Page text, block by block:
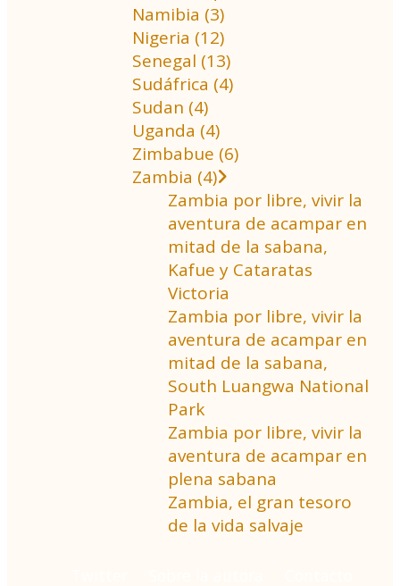
Namibia (3)
Nigeria (12)
Senegal (13)
Sudáfrica (4)
Sudan (4)
Uganda (4)
Zimbabue (6)
Zambia (4)
Zambia por libre, vivir la
aventura de acampar en
mitad de la sabana,
Kafue y Cataratas
Victoria
Zambia por libre, vivir la
aventura de acampar en
mitad de la sabana,
South Luangwa National
Park
Zambia por libre, vivir la
aventura de acampar en
plena sabana
Zambia, el gran tesoro
de la vida salvaje